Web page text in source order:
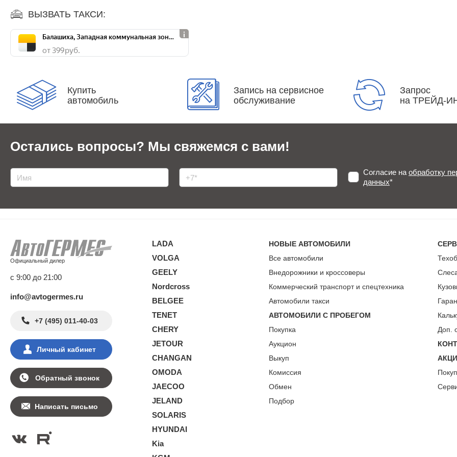
ВЫЗВАТЬ ТАКСИ:
Балашиха, Западная коммунальная зона, ш. Энтузиастов, д. 12А
от 399 руб.
Купить
автомобиль
Запись на сервисное
обслуживание
Запрос
на ТРЕЙД-
Остались вопросы? Мы свяжемся с вами!
Согласие наобработку
данных*
Официальный дилер
с 9:00 до 21:00
info@avtogermes.ru
+7 (495) 011-40-03
Личный кабинет
Обратный звонок
Написать письмо
LADA
VOLGA
GEELY
Nordcross
BELGEE
TENET
CHERY
JETOUR
CHANGAN
OMODA
JAECOO
JELAND
SOLARIS
HYUNDAI
Kia
НОВЫЕ АВТОМОБИЛИ
Все автомобили
Внедорожники и кроссоверы
Коммерческий транспорт и спецтехника
Автомобили такси
АВТОМОБИЛИ С ПРОБЕГОМ
Покупка
Аукцион
Выкуп
Комиссия
Обмен
Подбор
Доп.